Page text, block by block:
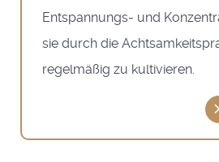
Entspannungs- und
sie durch die
regelmäßig zu kultivieren.